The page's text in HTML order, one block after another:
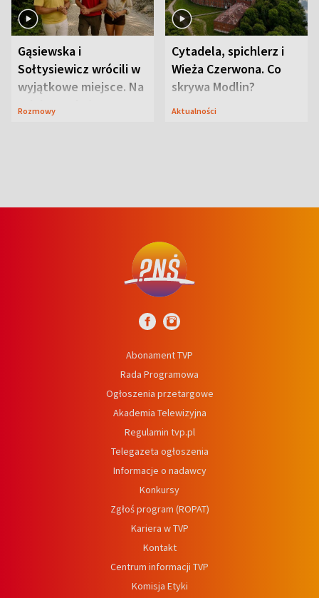
Gąsiewska i
Sołtysiewicz wrócili w
wyjątkowe miejsce. Na
szlaku czekał
Rozmowy
Cytadela, spichlerz i
Wieża Czerwona. Co
skrywa Modlin?
Aktualności
Abonament TVP
Rada Programowa
Ogłoszenia przetargowe
Akademia Telewizyjna
Regulamin tvp.pl
Telegazeta ogłoszenia
Informacje o nadawcy
Konkursy
Zgłoś program (ROPAT)
Kariera w TVP
Kontakt
Centrum informacji TVP
Komisja Etyki